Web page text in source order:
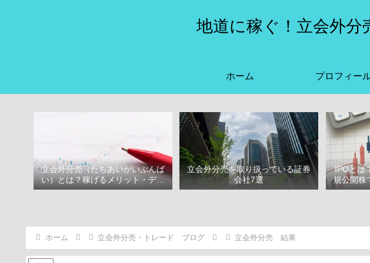
地道に稼ぐ！立会外
ホーム プロフィー
立会外分売（たちあいがいぶんば
い）とは？稼げるメリット・デメ
リット
立会外分売を取り扱っている証券
会社7選
IPOとは
規公開株
ーン
ホーム 立会外分売・トレード ブログ 立会外分売 結果